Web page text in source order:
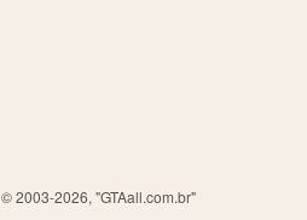
© 2003-2026, "GTAall.com.br"